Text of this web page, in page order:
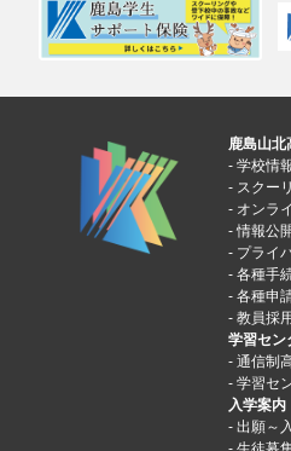
鹿島山北
学校情
スクー
オンラ
情報公開
プライ
各種手
各種申
教員採
学習セン
通信制
学習セ
入学案内
出願～